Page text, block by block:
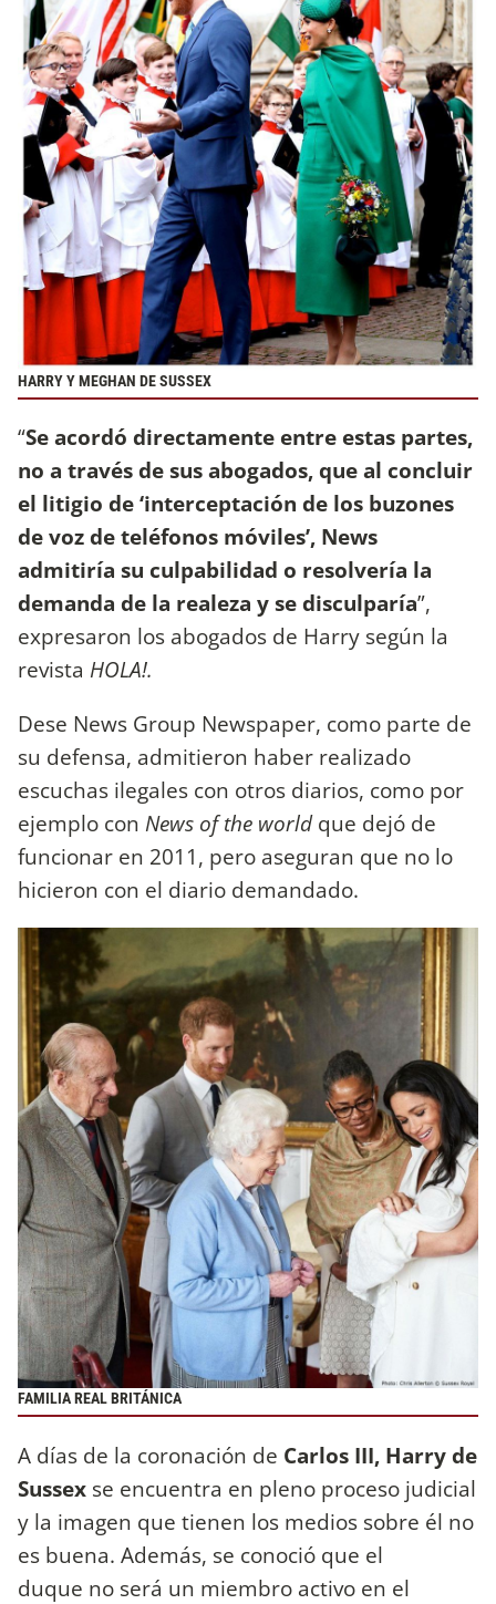
HARRY Y MEGHAN DE SUSSEX
“Se acordó directamente entre estas partes,
no a través de sus abogados, que al concluir
el litigio de ‘interceptación de los buzones
de voz de teléfonos móviles’, News
admitiría su culpabilidad o resolvería la
demanda de la realeza y se disculparía”,
expresaron los abogados de Harry según la
revista HOLA!.
Dese News Group Newspaper, como parte de
su defensa, admitieron haber realizado
escuchas ilegales con otros diarios, como por
ejemplo con News of the worldque dejó de
funcionar en 2011, pero aseguran que no lo
hicieron con el diario demandado.
FAMILIA REAL BRITÁNICA
A días de la coronación de Carlos III, Harry de
Sussex se encuentra en pleno proceso judicial
y la imagen que tienen los medios sobre él no
es buena. Además, se conoció que el
duque no será un miembro activo en el